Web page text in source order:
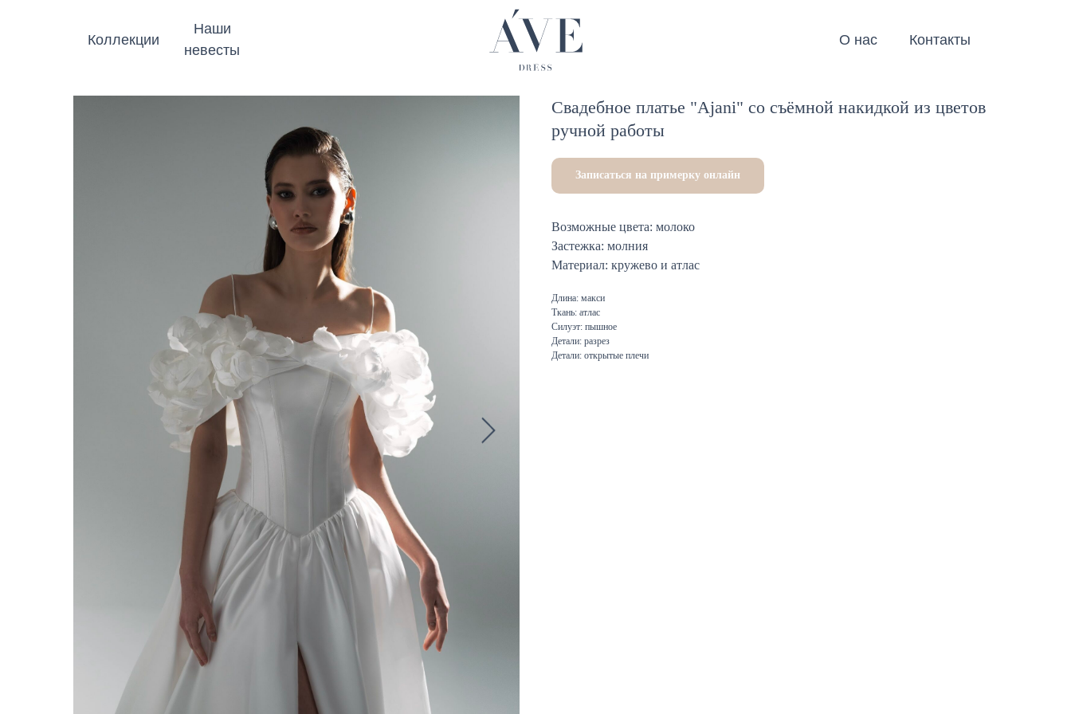
Коллекции
Наши
невесты
О нас Контакты
Свадебное платье "Ajani" со съёмной накидкой из цветов
ручной работы
Записаться на примерку онлайн
Возможные цвета: молоко
Застежка: молния
Материал: кружево и атлас
Длина: макси
Ткань: атлас
Силуэт: пышное
Детали: разрез
Детали: открытые плечи